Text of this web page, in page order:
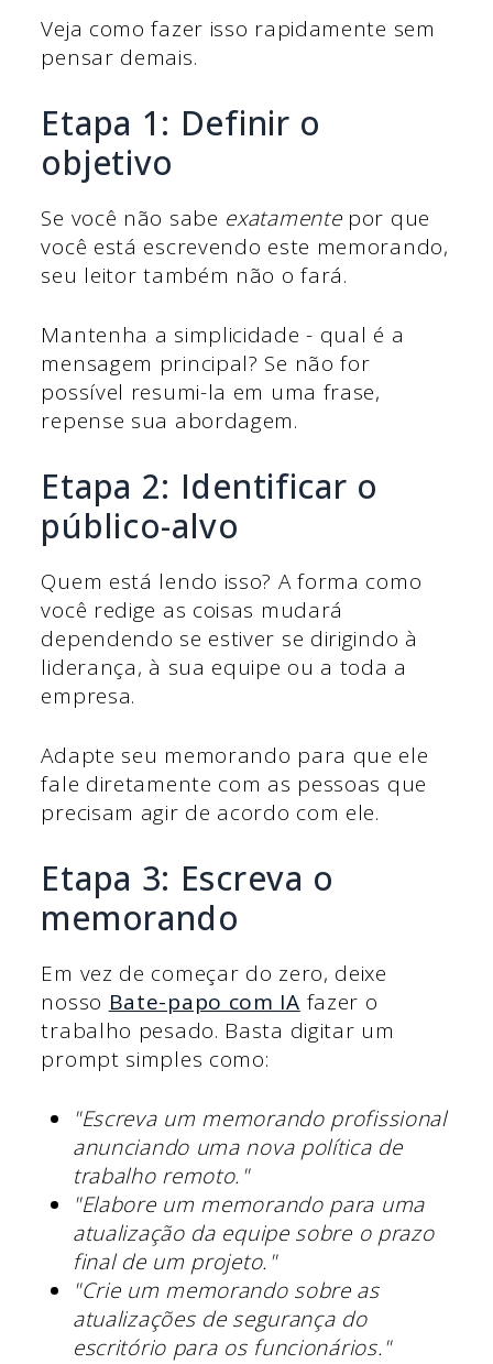
Veja como fazer isso rapidamente sem
pensar demais.
Etapa 1: Definir o
objetivo
Se você não sabe exatamentepor que
você está escrevendo este memorando,
seu leitor também não o fará.
Mantenha a simplicidade - qual é a
mensagem principal? Se não for
possível resumi-la em uma frase,
repense sua abordagem.
Etapa 2: Identificar o
público-alvo
Quem está lendo isso? A forma como
você redige as coisas mudará
dependendo se estiver se dirigindo à
liderança, à sua equipe ou a toda a
empresa.
Adapte seu memorando para que ele
fale diretamente com as pessoas que
precisam agir de acordo com ele.
Etapa 3: Escreva o
memorando
Em vez de começar do zero, deixe
nosso Bate-papo com IA fazer o
trabalho pesado. Basta digitar um
prompt simples como:
"Escreva um memorando profissional
anunciando uma nova política de
trabalho remoto."
"Elabore um memorando para uma
atualização da equipe sobre o prazo
final de um projeto."
"Crie um memorando sobre as
atualizações de segurança do
escritório para os funcionários."